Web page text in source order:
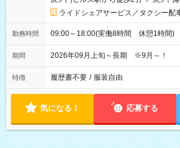
ライドシェアサービス／タクシー
勤務時間 09:00～18:00(実働8時間 休憩1時間)
期間 2026年09月上旬～長期 ※9月～！
特徴 履歴書不要 / 服装自由
気になる！ 応募する